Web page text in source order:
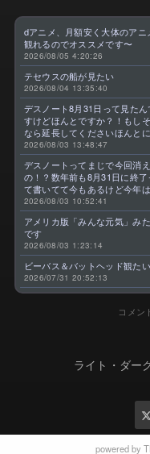
dアニメ、月額安く大体のアニ
観れるのでオススメです〜
2026/08/05 4:20:26
テセウスの船が見たい
2026/08/04 13:35:40
デスノート8月31日って見たん
すけどほんとですか？！もし
なら延長してくださいほんとに
好きなんです😭
2026/08/03 13:48:47
デスノートってまじで今回消
の！？数年前も8月31日に終了
て書いてて今もあるけど今年は
じのやつ！？よくわからん！！
きればなくならないでほしい
成アニメを振り返らせてくれっ
っ！！！！！！！
2026/08/03 10:52:41
アメリカ版「みんな元気」み
です
2026/08/03 1:23:14
ビーバス＆バットヘッド観たい
2026/07/31 20:52:13
コメン
ライト・ダー
powered by